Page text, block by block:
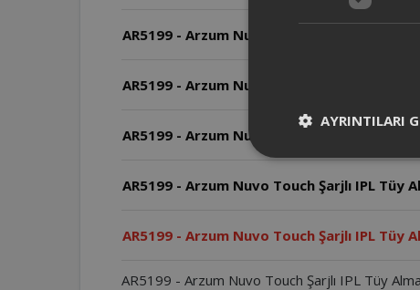
AR5199 - Arzum Nuvo Touch Şarjlı IPL Tüy
AR5199 - Arzum Nuvo Touch Şarjlı IPL
AR5199 - Arzum Nuvo Touch Şarjlı IPL Tüy
AR5199 - Arzum Nuvo Touch Şarjlı IPL
AR5199 - Arzum Nuvo Touch Şarjlı IPL
AR5199 - Arzum Nuvo Touch Şarjlı IPL Tüy
AYRINTILARI